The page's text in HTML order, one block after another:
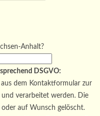
Anhalt?
DSGVO:
aus dem Kontaktformular zur
verarbeitet werden. Die
auf Wunsch gelöscht.